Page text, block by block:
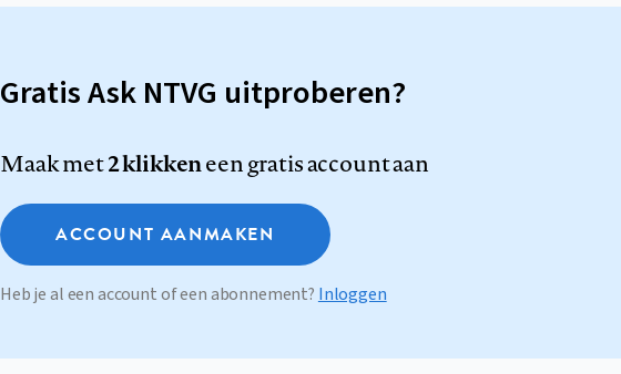
Gratis Ask NTVG uitproberen?
Maak met2 klikkeneen gratis account aan
ACCOUNT AANMAKEN
Heb je al een account of een abonnement? Inloggen